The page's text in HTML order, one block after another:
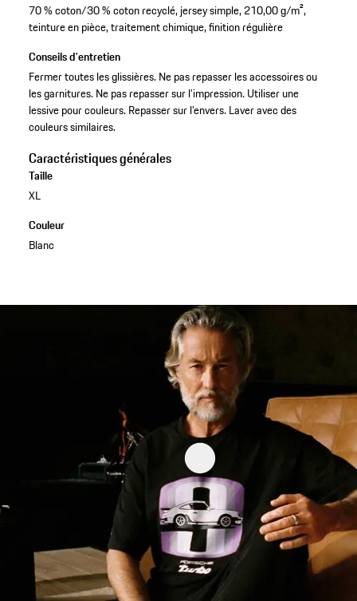
70 % coton/30 % coton recyclé, jersey simple, 210,00 g/m²,
teinture en pièce, traitement chimique, finition régulière
Conseils d'entretien
Fermer toutes les glissières. Ne pas repasser les accessoires ou
les garnitures. Ne pas repasser sur l’impression. Utiliser une
lessive pour couleurs. Repasser sur l’envers. Laver avec des
couleurs similaires.
Caractéristiques générales
Taille
XL
Couleur
Blanc